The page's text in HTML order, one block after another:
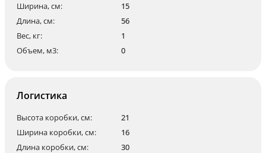
Ширина, см:
15
Длина, см:
56
Вес, кг:
1
Объем, м3:
0
Логистика
Высота коробки, см:
21
Ширина коробки, см:
16
Длина коробки, см:
30